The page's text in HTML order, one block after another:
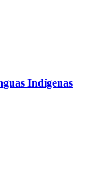
Indígenas